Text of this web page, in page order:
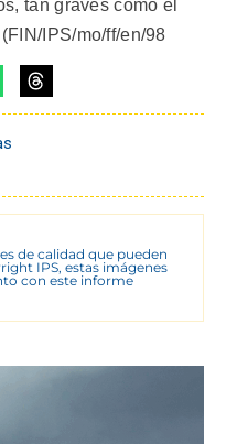
tan graves como el
IPS/mo/ff/en/98
de calidad que pueden
IPS, estas imágenes
con este informe